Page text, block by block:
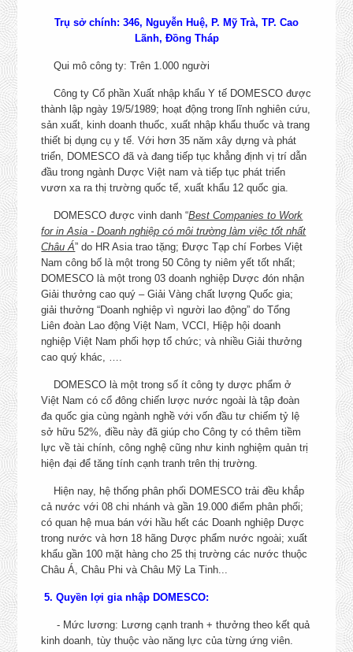
Trụ sở chính: 346, Nguyễn Huệ, P. Mỹ Trà, TP. Cao
Lãnh, Đồng Tháp
Qui mô công ty: Trên 1.000 người
Công ty Cổ phần Xuất nhập khẩu Y tế DOMESCO được
thành lập ngày 19/5/1989; hoạt động trong lĩnh nghiên cứu,
sản xuất, kinh doanh thuốc, xuất nhập khẩu thuốc và trang
thiết bị dụng cụ y tế. Với hơn 35 năm xây dựng và phát
triển, DOMESCO đã và đang tiếp tục khẳng định vị trí dẫn
đầu trong ngành Dược Việt nam và tiếp tục phát triển
vươn xa ra thị trường quốc tế, xuất khẩu 12 quốc gia.
DOMESCO được vinh danh “Best Companies to Work
for in Asia - Doanh nghiệp có môi trường làm việc tốt nhất
Châu Á” do HR Asia trao tặng; Được Tạp chí Forbes Việt
Nam công bố là một trong 50 Công ty niêm yết tốt nhất;
DOMESCO là một trong 03 doanh nghiệp Dược đón nhận
Giải thưởng cao quý – Giải Vàng chất lượng Quốc gia;
giải thưởng “Doanh nghiệp vì người lao động” do Tổng
Liên đoàn Lao động Việt Nam, VCCI, Hiệp hội doanh
nghiệp Việt Nam phối hợp tổ chức; và nhiều Giải thưởng
cao quý khác, ….
DOMESCO là một trong số ít công ty dược phẩm ở
Việt Nam có cổ đông chiến lược nước ngoài là tập đoàn
đa quốc gia cùng ngành nghề với vốn đầu tư chiếm tỷ lệ
sở hữu 52%, điều này đã giúp cho Công ty có thêm tiềm
lực về tài chính, công nghệ cũng như kinh nghiệm quản trị
hiện đại để tăng tính cạnh tranh trên thị trường.
Hiện nay, hệ thống phân phối DOMESCO trải đều khắp
cả nước với 08 chi nhánh và gần 19.000 điểm phân phối;
có quan hệ mua bán với hầu hết các Doanh nghiệp Dược
trong nước và hơn 18 hãng Dược phẩm nước ngoài; xuất
khẩu gần 100 mặt hàng cho 25 thị trường các nước thuộc
Châu Á, Châu Phi và Châu Mỹ La Tinh...
5. Quyền lợi gia nhập DOMESCO:
- Mức lương: Lương cạnh tranh + thưởng theo kết quả
kinh doanh, tùy thuộc vào năng lực của từng ứng viên.
CHI TIẾT
Minh
CHI TIẾT
NHÂN VIÊN BẢO TRÌ THIẾT
BỊ
CHI TIẾT
Đồng Tháp
NHÂN VIÊN BỐC XẾP
CHI TIẾT
Đồng Tháp
NHÂN VIÊN THỦ KHO
THÀNH PHẨM
CHI TIẾT
Kho Tân Tạo, TP.
KẾ TOÁN BÁN HÀNG
CHI TIẾT
Hà Nội
TRÌNH DƯỢC VIÊN ETC
KÊNH PHÒNG KHÁM –
PHÒNG MẠCH – BỆNH VIỆN
TƯ
CHI TIẾT
+ Bắc Giang, Thanh Hóa,
Nguyên, Hải Phòng,
+ Long An, TP. HCM
+ Khánh Hòa, Lâm Đồng,
Lai, Ninh Thuận, Kon
Phú Yên
+ Nghệ An, Hà Tĩnh,
Bình, Quảng Trị, Thừa
Huế, Đà Nẵng, Quảng
Quảng Ngãi, Bình Định
+ Bình Phước, Bình
NHÂN VIÊN VẬN HÀNH XE
NÂNG
KCN Tân Tạo, Quận
NHÂN VIÊN TÀI XẾ
CHI TIẾT
KCN Tân Tạo, Quận
Tân, TP. HCM